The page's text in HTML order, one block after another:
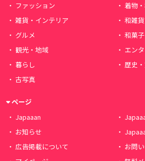
ファッション
着物
雑貨・インテリア
和雑貨
グルメ
和菓子
観光・地域
エン
暮らし
歴史
古写真
ページ
Japaaan
お知らせ
広告掲載について
お問